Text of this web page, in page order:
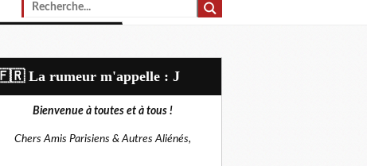
La rumeur m'appelle : J
Bienvenue à toutes et à tous !
Chers Amis Parisiens &Autres Aliénés,